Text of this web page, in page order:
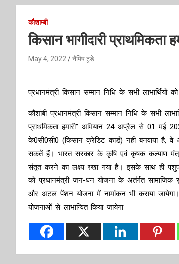
कौशाम्बी
किसान भागीदारी
May 4, 2022 नैमिष टुडे
प्रधानमंत्री किसान सम्मान निधि के सभी लाभार्थियों
कौशांबी प्रधानमंत्री किसान सम्मान निधि के सभी
प्राथमिकता हमारी’’ अभियान 24 अप्रैल से 01 मई
के0सी0सी0 (किसान क्रेडिट कार्ड) नही बनवाया
सकतें हैं। भारत सरकार के कृषि एवं कृषक कल्याण
संतृत करने का लक्ष्य रखा गया है। इसके साथ ही
को प्रधानमंत्री जन-धन योजना के अतंर्गत सामाजिक
और अटल पेंशन योजना में नामांकन भी कराया जायेगा।
योजनाओं से लाभान्वित किया जायेगा